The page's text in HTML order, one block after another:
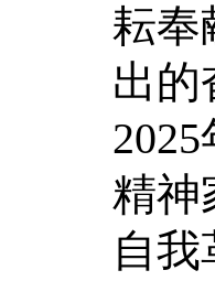
耘奉
出的
精神
自